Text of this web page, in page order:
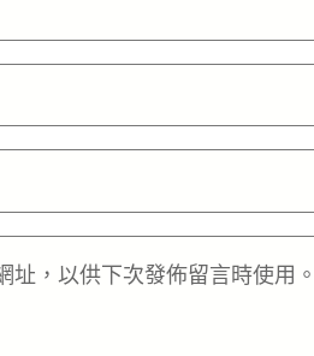
，以供下次發佈留言時使用。